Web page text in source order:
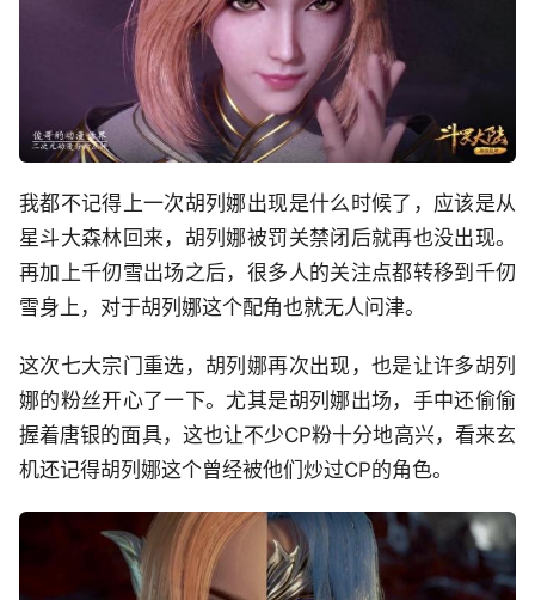
我都不记得上一次胡列娜出现是什么时候了，应该是从
星斗大森林回来，胡列娜被罚关禁闭后就再也没出现。
再加上千仞雪出场之后，很多人的关注点都转移到千仞
雪身上，对于胡列娜这个配角也就无人问津。
这次七大宗门重选，胡列娜再次出现，也是让许多胡列
娜的粉丝开心了一下。尤其是胡列娜出场，手中还偷偷
握着唐银的面具，这也让不少CP粉十分地高兴，看来玄
机还记得胡列娜这个曾经被他们炒过CP的角色。